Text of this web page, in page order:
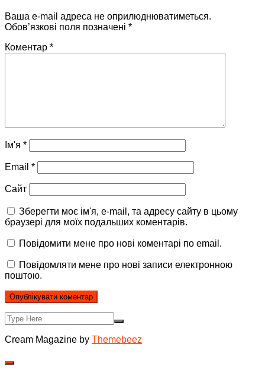
Ваша e-mail адреса не оприлюднюватиметься.
Обов’язкові поля позначені *
Коментар *
Ім'я *
Email *
Сайт
Зберегти моє ім'я, e-mail, та адресу сайту в цьому
браузері для моїх подальших коментарів.
Повідомити мене про нові коментарі по email.
Повідомляти мене про нові записи електронною
поштою.
Cream Magazine by Themebeez